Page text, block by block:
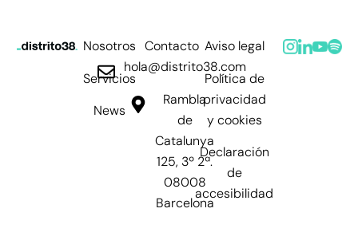
Nosotros
Servicios
News
Contacto
hola@distrito38.com
Rambla
de
Catalunya
125, 3º 2ª.
08008
Barcelona
Aviso legal
Política de
privacidad
y cookies
Declaración
de
accesibilidad